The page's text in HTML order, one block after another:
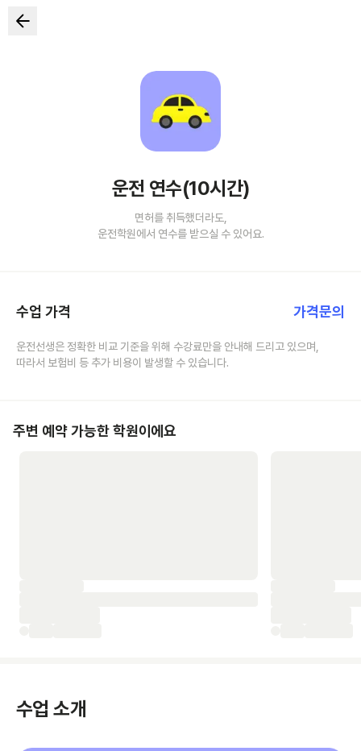
운전 연수(10시간)
면허를 취득했더라도,
운전학원에서 연수를 받으실 수 있어요.
수업 가격 가격문의
운전선생은 정확한 비교 기준을 위해 수강료만을 안내해 드리고 있으며,
따라서 보험비 등 추가 비용이 발생할 수 있습니다.
주변 예약 가능한 학원이에요
수업 소개